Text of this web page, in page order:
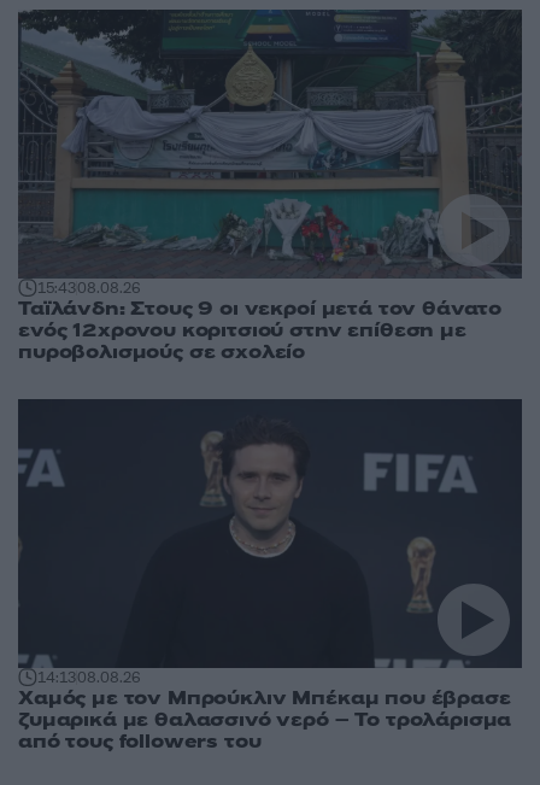
15:4308.08.26
Ταϊλάνδη: Στους 9 οι νεκροί μετά τον θάνατο
ενός 12χρονου κοριτσιού στην επίθεση με
πυροβολισμούς σε σχολείο
14:1308.08.26
Χαμός με τον Μπρούκλιν Μπέκαμ που έβρασε
ζυμαρικά με θαλασσινό νερό – Το τρολάρισμα
από τους followers του